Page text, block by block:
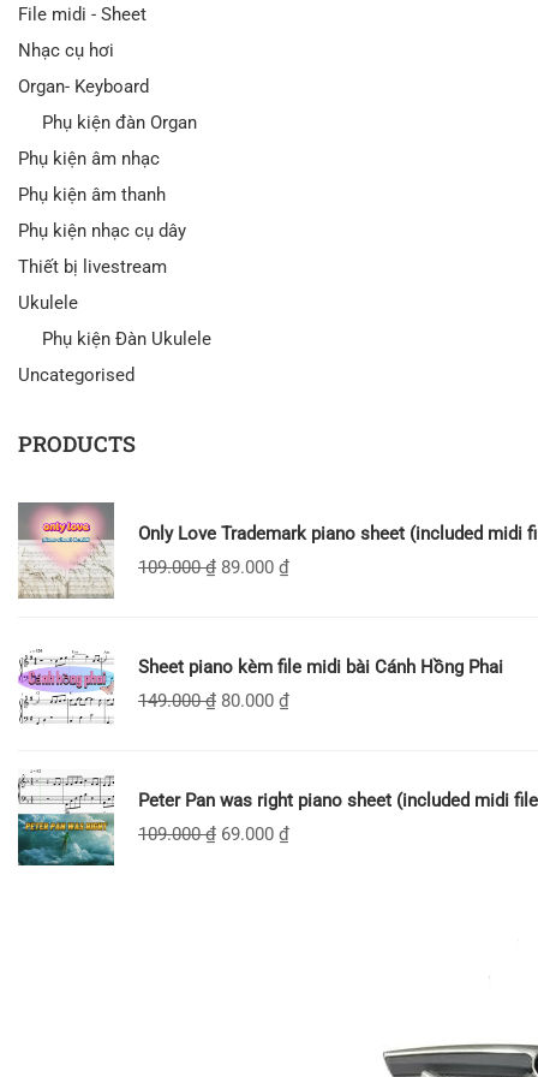
File midi - Sheet
Nhạc cụ hơi
Organ- Keyboard
Phụ kiện đàn Organ
Phụ kiện âm nhạc
Phụ kiện âm thanh
Phụ kiện nhạc cụ dây
Thiết bị livestream
Ukulele
Phụ kiện Đàn Ukulele
Uncategorised
PRODUCTS
Only Love Trademark piano sheet (included midi
109.000₫ 89.000 ₫
Sheet piano kèm file midi bài Cánh Hồng Phai
149.000₫ 80.000 ₫
Peter Pan was right piano sheet (included midi
109.000₫ 69.000 ₫